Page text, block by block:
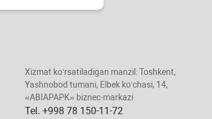
Xizmat koʻrsatiladigan manzil: Toshkent,
Yashnobod tumani, Elbek koʻchasi, 14,
«ABIAPAPK» biznec-markazi
Tel. +998 78 150-11-72